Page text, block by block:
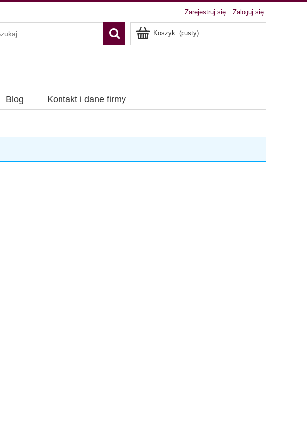
Zarejestruj się Zaloguj się
Koszyk: (pusty)
Blog Kontakt i dane firmy